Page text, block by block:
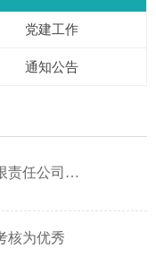
党建工作
通知公告
项目招标公告
核为优秀